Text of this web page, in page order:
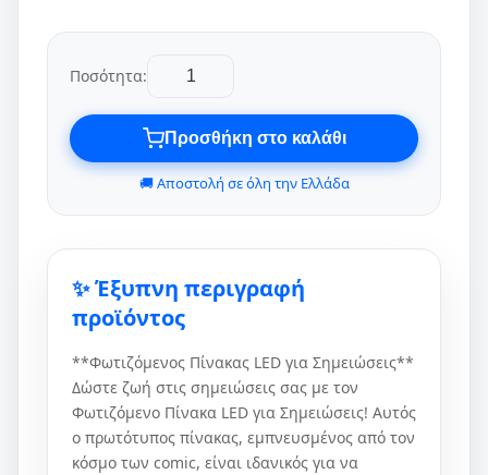
Ποσότητα:
Προσθήκη στο καλάθι
🚚 Αποστολή σε όλη την Ελλάδα
✨ Έξυπνη περιγραφή
προϊόντος
**Φωτιζόμενος Πίνακας LED για Σημειώσεις**
Δώστε ζωή στις σημειώσεις σας με τον
Φωτιζόμενο Πίνακα LED για Σημειώσεις! Αυτός
ο πρωτότυπος πίνακας, εμπνευσμένος από τον
κόσμο των comic, είναι ιδανικός για να